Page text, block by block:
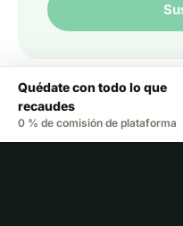
Quédate con todo lo que
recaudes
0 % de comisión de plataforma